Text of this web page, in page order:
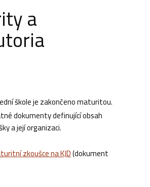
a
škole je zakončeno maturitou.
dokumenty definující obsah
a její organizaci.
zkoušce na KJD(dokument